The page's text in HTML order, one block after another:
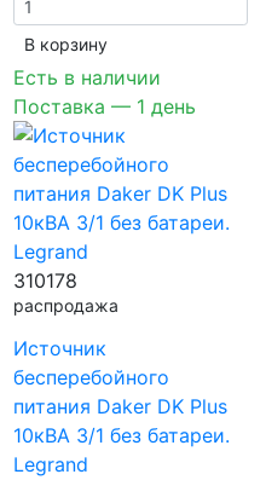
В корзинy
Есть в наличии
Поставка — 1 день
310178
распродажа
Источник
бесперебойного
питания Daker DK Plus
10кВА 3/1 без батареи.
Legrand